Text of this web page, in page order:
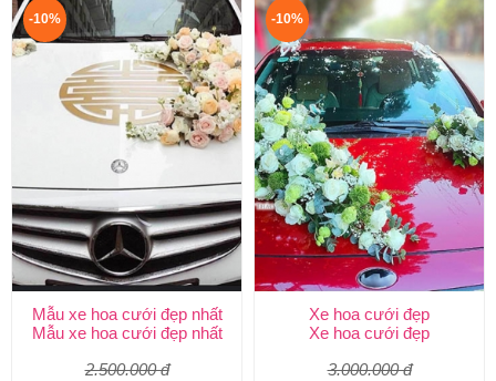
-10%
Mẫu xe hoa cưới đẹp nhất
Mẫu xe hoa cưới đẹp nhất
2.500.000 đ
-10%
Xe hoa cưới đẹp
Xe hoa cưới đẹp
3.000.000 đ